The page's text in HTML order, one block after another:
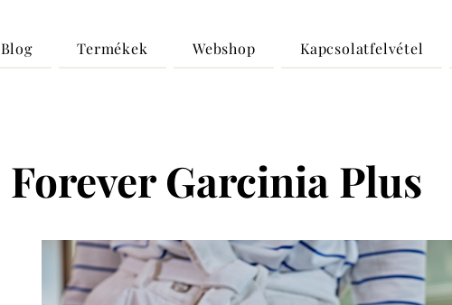
Blog Termékek Webshop Kapcsolatfelvétel
Forever Garcinia Plus